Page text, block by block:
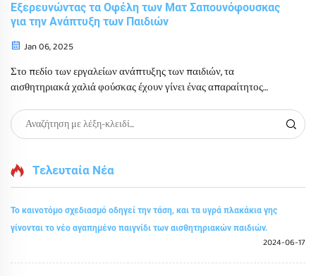
Εξερευνώντας τα Οφέλη των Ματ Σαπουνόφουσκας
για την Ανάπτυξη των Παιδιών
Jan 06, 2025
Στο πεδίο των εργαλείων ανάπτυξης των παιδιών, τα
αισθητηριακά χαλιά φούσκας έχουν γίνει ένας απαραίτητος
χαλιά δεν παρέχουν μόνο ένα διασκεδαστικό περιβάλλον
παιχνιδιού, αλλά επίσης χρησιμεύουν ως βασικό στοιχείο στην
Τελευταία Νέα
Το καινοτόμο σχεδιασμό οδηγεί την τάση, και τα υγρά πλακάκια γης
γίνονται το νέο αγαπημένο παιγνίδι των αισθητηριακών παιδιών.
2024-06-17